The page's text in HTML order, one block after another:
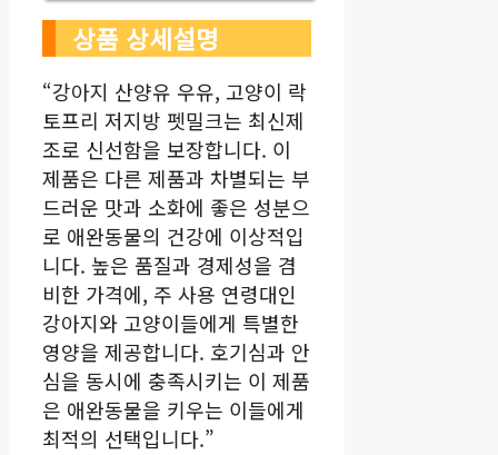
상품 상세설명
“강아지 산양유 우유, 고양이 락
토프리 저지방 펫밀크는 최신제
조로 신선함을 보장합니다. 이
제품은 다른 제품과 차별되는 부
드러운 맛과 소화에 좋은 성분으
로 애완동물의 건강에 이상적입
니다. 높은 품질과 경제성을 겸
비한 가격에, 주 사용 연령대인
강아지와 고양이들에게 특별한
영양을 제공합니다. 호기심과 안
심을 동시에 충족시키는 이 제품
은 애완동물을 키우는 이들에게
최적의 선택입니다.”